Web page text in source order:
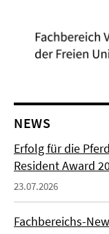
NEWS
Erfolg für die
Resident Award
23.07.2026
Fachbereichs-